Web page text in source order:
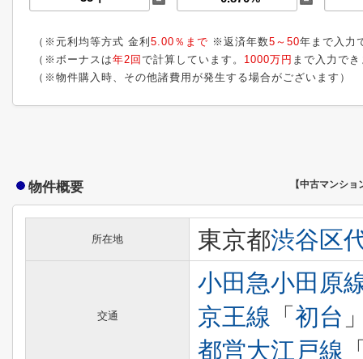
（※元利均等方式 金利 5.00％まで ※返済年数5～50年まで入力
（※ボーナスは年2回 で計算しています。 1000万円 まで入力で
（※物件購入時、その他諸費用が発生する場合がございます）
物件概要 【中古マンショ
所在地 東京都渋谷区
交通
小田急小田原
京王線 「 初台
都営大江戸線